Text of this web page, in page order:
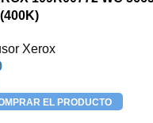
Xerox
EL PRODUCTO